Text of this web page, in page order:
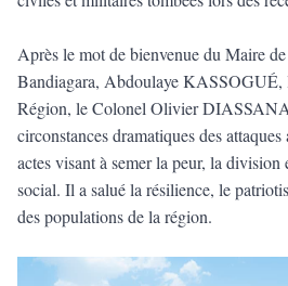
Après le mot de bienvenue du Maire
Bandiagara, Abdoulaye KASSOGUÉ,
Région, le Colonel Olivier
circonstances dramatiques des
actes visant à semer la peur, la
social. Il a salué la résilience, le
des populations de la région.